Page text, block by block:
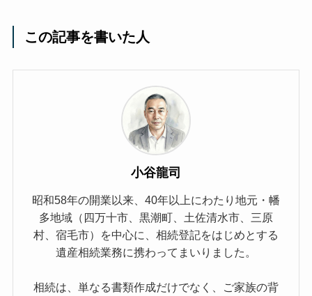
この記事を書いた人
小谷龍司
昭和58年の開業以来、40年以上にわたり地元・幡
多地域（四万十市、黒潮町、土佐清水市、三原
村、宿毛市）を中心に、相続登記をはじめとする
遺産相続業務に携わってまいりました。
相続は、単なる書類作成だけでなく、ご家族の背